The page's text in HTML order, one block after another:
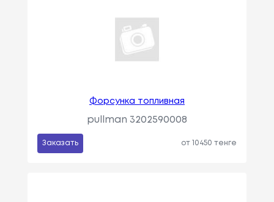
Форсунка топливная
pullman 3202590008
Заказать от 10450 тенге